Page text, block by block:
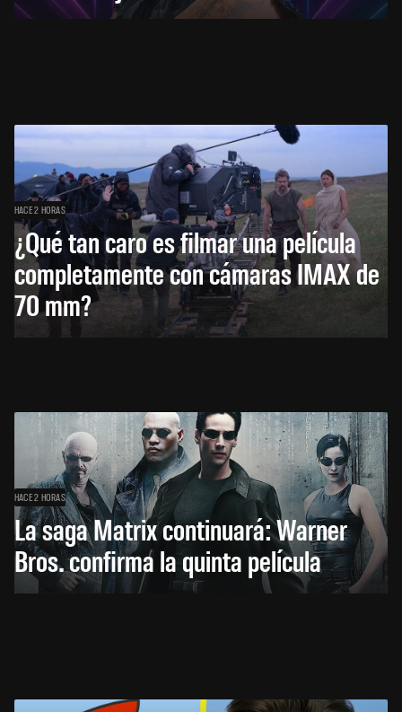
HACE 2 HORAS
¿Qué tan caro es filmar una película
completamente con cámaras IMAX de
70 mm?
HACE 2 HORAS
La saga Matrix continuará: Warner
Bros. confirma la quinta película